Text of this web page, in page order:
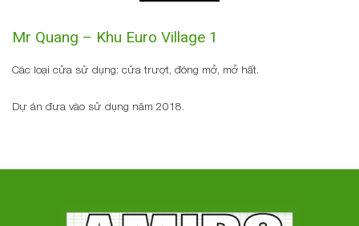
Mr Quang – Khu Euro Village 1
Các loại cửa sử dụng: cửa trượt, đóng mở, mở hất.
Dự án đưa vào sử dụng năm 2018.